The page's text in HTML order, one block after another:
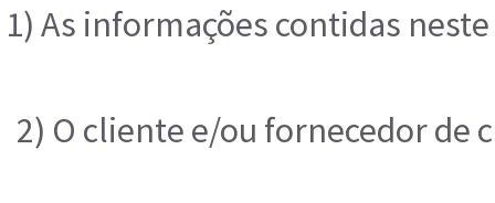
1) As informações contidas
2) O cliente e/ou fornecedor de